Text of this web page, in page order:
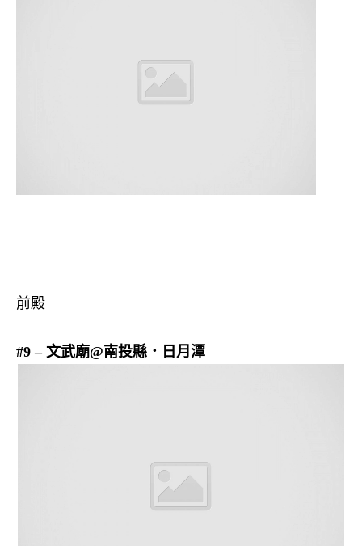
前殿
#9 – 文武廟@南投縣．日月潭